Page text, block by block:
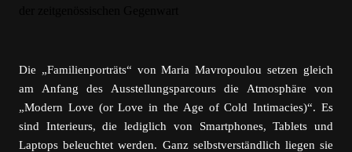
Die „Familienporträts“ von Maria Mavropoulou setzen gleich
am Anfang des Ausstellungsparcours die Atmosphäre von
„Modern Love (or Love in the Age of Cold Intimacies)“. Es
sind Interieurs, die lediglich von Smartphones, Tablets und
Laptops beleuchtet werden. Ganz selbstverständlich liegen sie